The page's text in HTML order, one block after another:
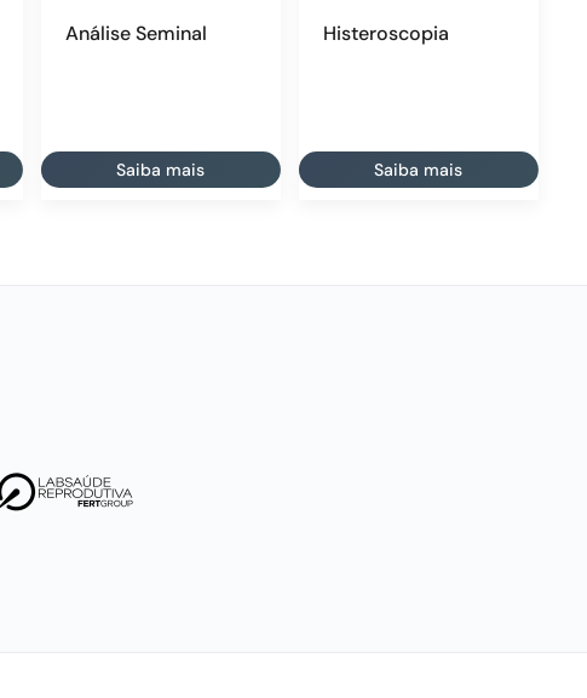
Análise Seminal
Saiba mais
Histeroscopia
Saiba mais